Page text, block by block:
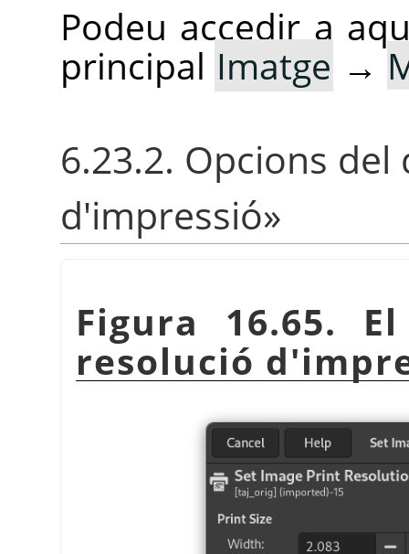
Podeu accedir a
principal Imatge →
6.23.2. Opcions
d'impressió»
Figura 16.65.
resolució